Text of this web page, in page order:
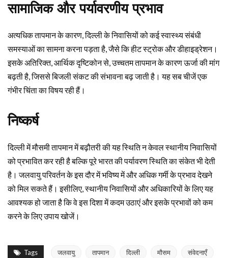
सामाजिक और पर्यावरणीय प्रभाव
अत्यधिक तापमान के कारण, दिल्ली के निवासियों को कई स्वास्थ्य संबंधी
समस्याओं का सामना करना पड़ता है, जैसे कि हीट स्ट्रोक और डीहाइड्रेशन।
इसके अतिरिक्त, आर्थिक दृष्टिकोन से, उच्चतम तापमान के कारण ऊर्जा की मांग
बढ़ती है, जिससे बिजली संकट की संभावना बढ़ जाती है। यह सब चीजें एक
गंभीर चिंता का विषय रही हैं।
निष्कर्ष
दिल्ली में मौसमी तापमान में बढ़ौतरी की यह स्थिति न केवल स्थानीय निवासियों
को प्रभावित कर रही है बल्कि पूरे भारत की पर्यावरण स्थिति का संकेत भी देती
है। जलवायु परिवर्तन के इस दौर में भविष्य में और अधिक गर्मी के प्रभाव देखने
को मिल सकते हैं। इसीलिए, स्थानीय निवासियों और अधिकारियों के लिए यह
आवश्यक हो जाता है कि वे इस दिशा में कदम उठाएं और इसके प्रभावों को कम
करने के लिए उपाय खोजें।
Tags जलवायु तापमान दिल्ली मौसम संवेदनाएँ